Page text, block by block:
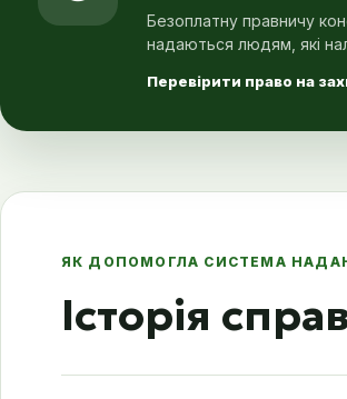
Безоплатну правничу
надаються людям, які
Перевірити право на
ЯК ДОПОМОГЛА СИСТЕМА
Історія